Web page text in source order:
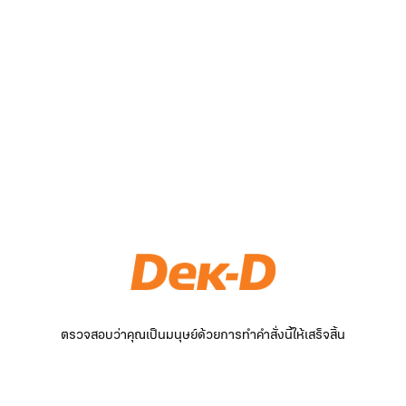
ตรวจสอบว่าคุณเป็นมนุษย์ด้วยการทำคำสั่งนี้ให้เสร็จสิ้น